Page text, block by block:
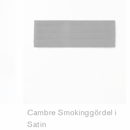
Cambre Smokinggördel i
Satin